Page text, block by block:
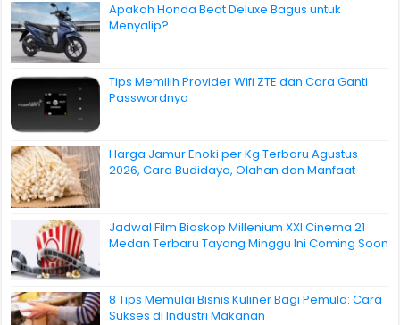
Apakah Honda Beat Deluxe Bagus untuk
Menyalip?
Tips Memilih Provider Wifi ZTE dan Cara Ganti
Passwordnya
Harga Jamur Enoki per Kg Terbaru Agustus
2026, Cara Budidaya, Olahan dan Manfaat
Jadwal Film Bioskop Millenium XXI Cinema 21
Medan Terbaru Tayang Minggu Ini Coming Soon
8 Tips Memulai Bisnis Kuliner Bagi Pemula: Cara
Sukses di Industri Makanan